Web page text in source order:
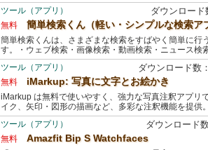
ツール（アプリ） ダウンロー
無料 簡単検索くん（軽い・シンプルな検索ア
簡単検索くんは、さまざまな検索をすばやく簡単に行
す。・ウェブ検索・画像検索・動画検索・ニュース
ツール（アプリ） ダウンロード数
無料 iMarkup: 写真に文字とお絵かき
iMarkup は無料で使いやすく、強力な写真注釈アプリ
イク、矢印・図形の描画など、多彩な注釈機能を提
ツール（アプリ） ダウンロード
無料 Amazfit Bip S Watchfaces